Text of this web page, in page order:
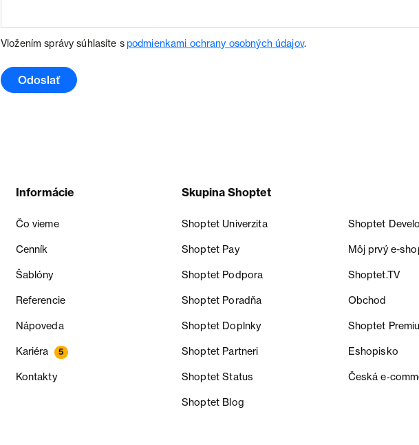
Vložením správy súhlasíte spodmienkami ochrany osobných údajov.
Odoslať
Informácie
Čo vieme
Cenník
Šablóny
Referencie
Nápoveda
Kariéra 5
Kontakty
Skupina Shoptet
Shoptet Univerzita Shoptet
Shoptet Pay Môj prvý e-
Shoptet Podpora Shoptet.TV
Shoptet Poradňa Obchod
Shoptet Doplnky Shoptet
Shoptet Partneri Eshopisko
Shoptet Status Česká
Shoptet Blog